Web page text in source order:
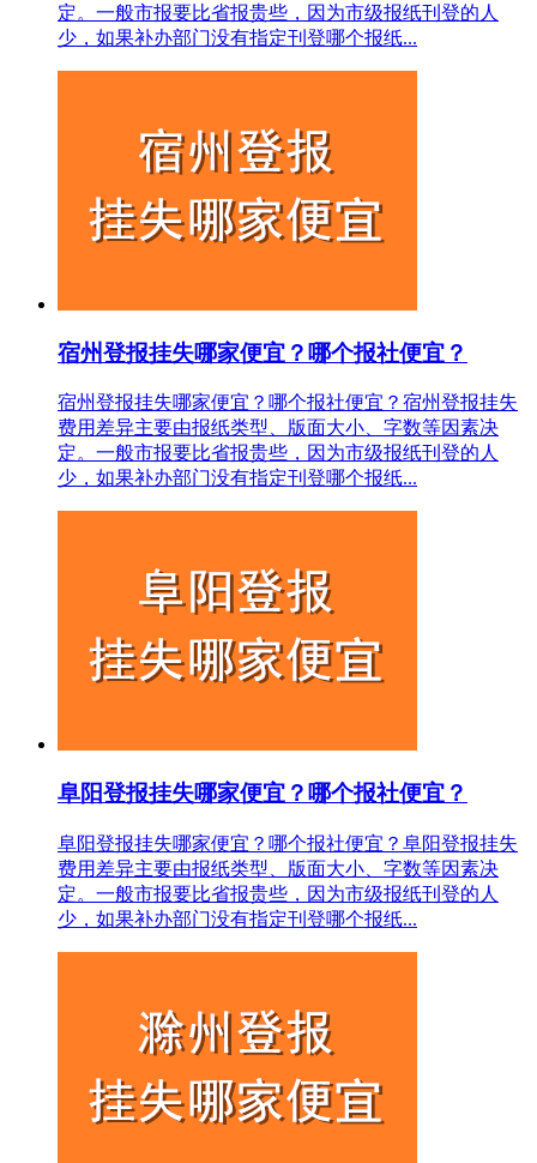
定。一般市报要比省报贵些，因为市级报纸刊登的人
少，如果补办部门没有指定刊登哪个报纸...
宿州登报挂失哪家便宜？哪个报社便宜？
宿州登报挂失哪家便宜？哪个报社便宜？宿州登报挂失
费用差异主要由报纸类型、版面大小、字数等因素决
定。一般市报要比省报贵些，因为市级报纸刊登的人
少，如果补办部门没有指定刊登哪个报纸...
阜阳登报挂失哪家便宜？哪个报社便宜？
阜阳登报挂失哪家便宜？哪个报社便宜？阜阳登报挂失
费用差异主要由报纸类型、版面大小、字数等因素决
定。一般市报要比省报贵些，因为市级报纸刊登的人
少，如果补办部门没有指定刊登哪个报纸...